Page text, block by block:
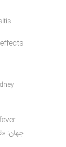
جهان: